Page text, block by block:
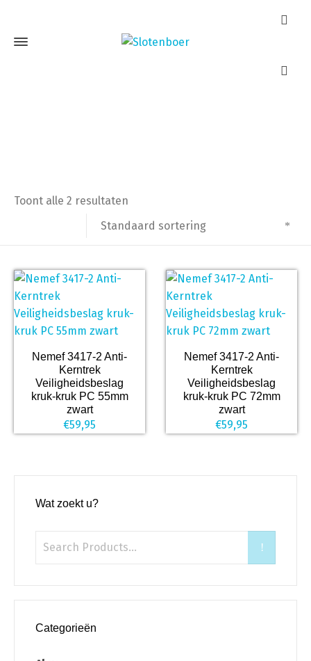
Toont alle 2 resultaten
Standaard sortering
Nemef 3417-2 Anti-
Kerntrek
Veiligheidsbeslag
kruk-kruk PC 55mm
zwart
€59,95
Nemef 3417-2 Anti-
Kerntrek
Veiligheidsbeslag
kruk-kruk PC 72mm
zwart
€59,95
Wat zoekt u?
Categorieën